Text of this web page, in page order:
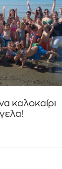
καλοκαίρι